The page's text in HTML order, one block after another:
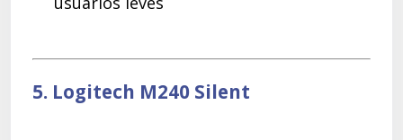
5. Logitech M240 Silent